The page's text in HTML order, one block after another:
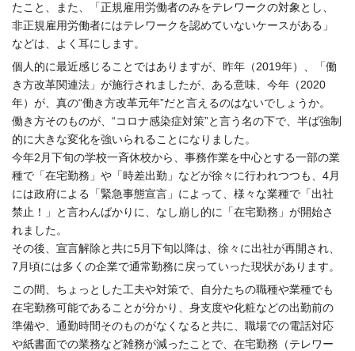
たこと、また、「正規雇用労働者のみをテレワークの対象とし、
非正規雇用労働者にはテレワークを認めていないケースがある」
などは、よく耳にします。
個人的に最近感じることではありますが、昨年（2019年）、「働
き方改革関連法」が施行されましたが、ある意味、今年（2020
年）が、真の“働き方改革元年”だと言えるのはないでしょうか。
働き方そのものが、“コロナ感染症対策”と言う名の下で、 半ば強制
的に大きな変化を強いられることになりました。
今年2月下旬の学校一斉休校から、 事務作業を中心とする一部の業
種で「在宅勤務」や「時差出勤」 などが徐々に行われつつも、4月
には政府による「緊急事態宣言」 によって、様々な業種で「出社
禁止！」と言わんばかりに、 なし崩し的に「在宅勤務」が開始さ
れました。
その後、宣言解除と共に5月下旬以降は、徐々に出社が再開され、
7月頃には多くの企業で通常勤務に戻っていった現状があります。
この間、ちょっとした工夫や対策で、
自分たちの職種や業種でも
在宅勤務可能であることが分かり、 身支度や化粧などの出勤前の
準備や、 通勤時間そのものがなくなると共に、 職場での電話対応
や紙書面での業務など雑務が減ったことで、 在宅勤務（テレワー